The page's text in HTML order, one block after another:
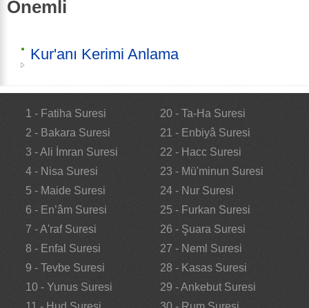
Önemli
Kur'anı Kerimi Anlama
1 - Fatiha Suresi
2 - Bakara Suresi
3 - Ali İmran Suresi
4 - Nisa Suresi
5 - Maide Suresi
6 - En’âm Suresi
7 - A'raf Suresi
8 - Enfal Suresi
9 - Tevbe Suresi
10 - Yunus Suresi
20 - Ta-Ha Suresi
21 - Enbiyâ Suresi
22 - Hacc Suresi
23 - Mü'minun Suresi
24 - Nur Suresi
25 - Furkan Suresi
26 - Şuara Suresi
27 - Neml Suresi
28 - Kasas Suresi
29 - Ankebut Suresi